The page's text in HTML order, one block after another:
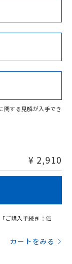
Cr(VI)
す。
No
状況ページへ
ご検索ください
関する見解が入手でき
¥ 2,910
ご購入手続き：価
カートをみる